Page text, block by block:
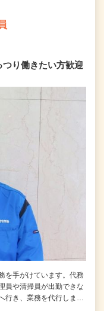
り働きたい方歓迎
を手がけています。代務
員や清掃員が出勤できな
行き、業務を代行しま…